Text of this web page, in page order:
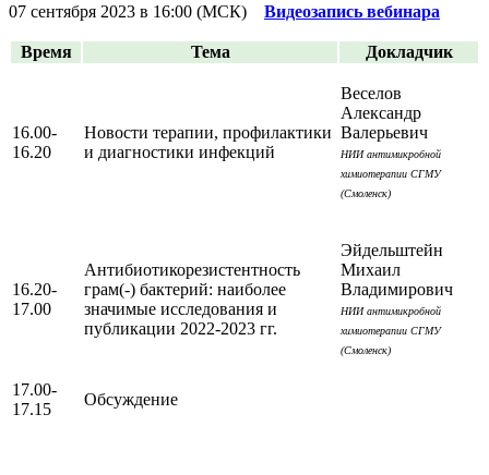
07 сентября 2023 в 16:00 (МСК) Видеозапись вебинара
Время Тема Докладчик
16.00-
16.20
Новости терапии, профилактики
и диагностики инфекций
Веселов
Александр
Валерьевич
НИИ антимикробной
химиотерапии СГМУ
(Смоленск)
16.20-
17.00
Антибиотикорезистентность
грам(-) бактерий: наиболее
значимые исследования и
публикации 2022-2023 гг.
Эйдельштейн
Михаил
Владимирович
НИИ антимикробной
химиотерапии СГМУ
(Смоленск)
17.00-
17.15
Обсуждение